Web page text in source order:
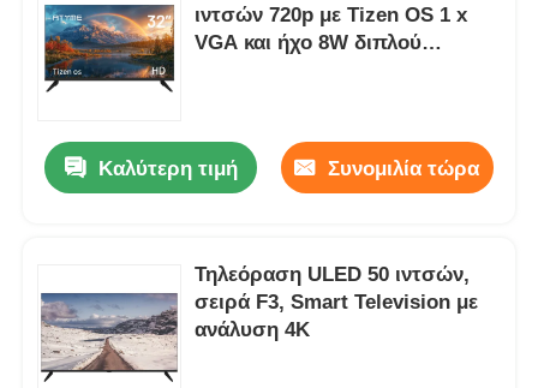
Προϊόντα
ιντσών 720p με Tizen OS 1 x
VGA και ήχο 8W διπλού
Καλύτερη τιμή Συνομιλία τώρα
Τηλεόραση ULED 50 ιντσών,
σειρά F3, Smart Television με
ανάλυση 4K